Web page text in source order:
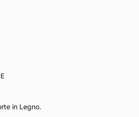
in Legno.